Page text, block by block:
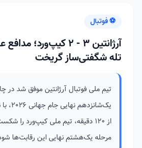
⚽ فوتبال
آرژانتین ۳ - ۲ کیپ‌ورد؛
تله شگفتی‌ساز گریخت
تیم ملی فوتبال آرژانتین موفق شد در
از ۱۲۰ دقیقه، تیم ملی کیپ‌ورد را
مرحله یک‌هشتم نهایی این رقابت‌ها